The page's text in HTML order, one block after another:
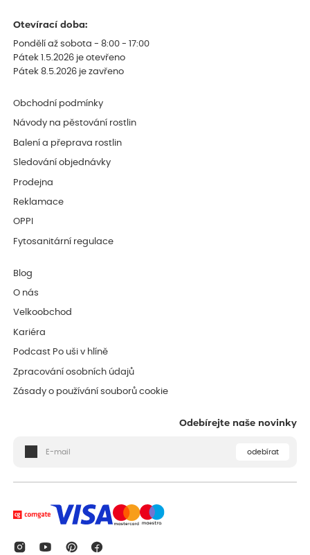
Otevírací doba:
Pondělí až sobota - 8:00 - 17:00
Pátek 1.5.2026 je otevřeno
Pátek 8.5.2026 je zavřeno
Obchodní podmínky
Návody na pěstování rostlin
Balení a přeprava rostlin
Sledování objednávky
Prodejna
Reklamace
OPPI
Fytosanitární regulace
Blog
O nás
Velkoobchod
Kariéra
Podcast Po uši v hlíně
Zpracování osobních údajů
Zásady o používání souborů cookie
Odebírejte naše novinky
odebírat